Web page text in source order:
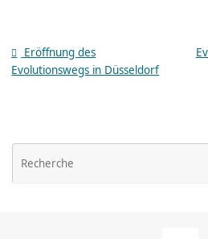
Eröffnung des
Evolutionswegs in Düsseldorf